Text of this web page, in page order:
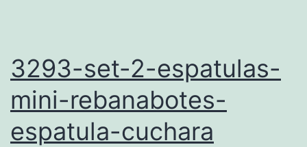
3293-set-2-espatulas-
mini-rebanabotes-
espatula-cuchara